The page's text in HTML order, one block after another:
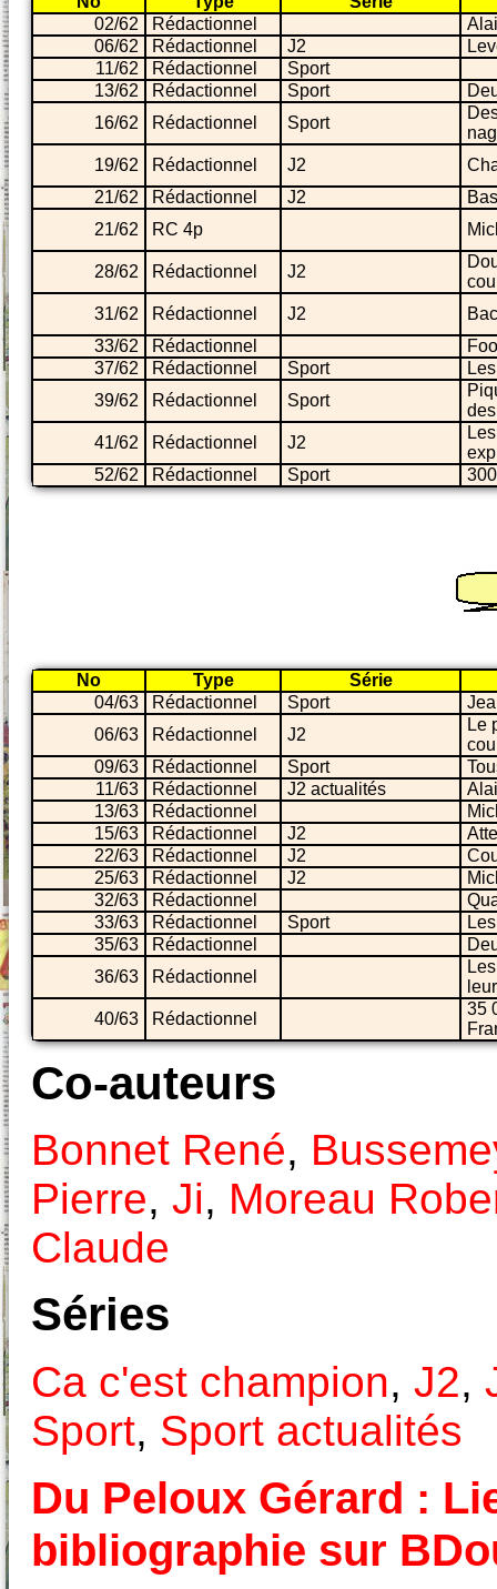
02/62
Rédactionnel
06/62
Rédactionnel J2
11/62
Rédactionnel
Sport
13/62
Rédactionnel Sport
16/62
Rédactionnel Sport
19/62
Rédactionnel J2
21/62
Rédactionnel J2
21/62
RC 4p
28/62 Rédactionnel J2
31/62
Rédactionnel J2
33/62
Rédactionnel
37/62
Rédactionnel Sport
39/62
Rédactionnel Sport
41/62
Rédactionnel J2
52/62
Rédactionnel Sport
No Type
Série
04/63
Rédactionnel Sport
06/63
Rédactionnel J2
Le
09/63
Rédactionnel Sport
11/63
Rédactionnel J2 actualités
13/63
Rédactionnel
15/63
Rédactionnel J2
22/63
Rédactionnel J2
25/63
Rédactionnel J2
32/63
Rédactionnel
33/63
Rédactionnel Sport
35/63
Rédactionnel
36/63
Rédactionnel
40/63
Rédactionnel
35
Co-auteurs
Bonnet René,
Pierre, Ji, Moreau
Claude
Séries
Ca c'est champion, J2,
Sport, Sport actualités
Du Peloux Gérard :
bibliographie sur